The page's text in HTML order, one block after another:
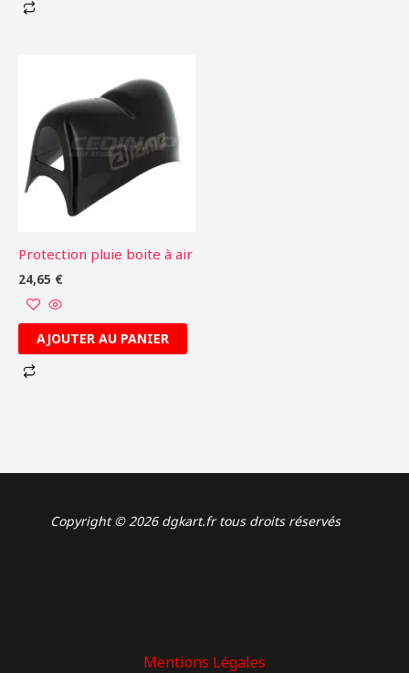
Protection pluie boite à air
24,65 €
AJOUTER AU PANIER
Copyright © 2026 dgkart.fr tous droits réservés
Mentions Légales